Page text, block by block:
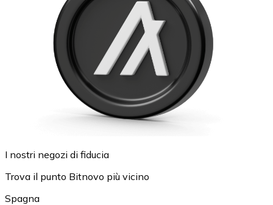
I nostri negozi di fiducia
Trova il punto Bitnovo più vicino
Spagna